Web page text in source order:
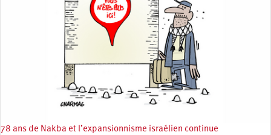
78 ans de Nakba et l’expansionnisme israélien continue